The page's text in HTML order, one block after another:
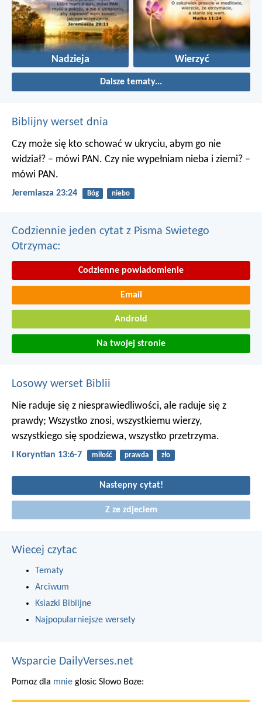
Nadzieja Wierzyć
Dalsze tematy...
Biblijny werset dnia
Czy może się kto schować w ukryciu, abym go nie
widział? – mówi PAN. Czy nie wypełniam nieba i ziemi? –
mówi PAN.
Jeremiasza 23:24 Bóg niebo
Codziennie jeden cytat z Pisma Swietego
Otrzymac:
Codzienne powiadomienie
Email
Android
Na twojej stronie
Losowy werset Biblii
Nie raduje się z niesprawiedliwości, ale raduje się z
prawdy; Wszystko znosi, wszystkiemu wierzy,
wszystkiego się spodziewa, wszystko przetrzyma.
I Koryntian 13:6-7 miłość prawda zło
Nastepny cytat!
Z ze zdjeciem
Wiecej czytac
Tematy
Arciwum
Ksiazki Biblijne
Najpopularniejsze wersety
Wsparcie DailyVerses.net
Pomoz dla mnie glosic Slowo Boze: